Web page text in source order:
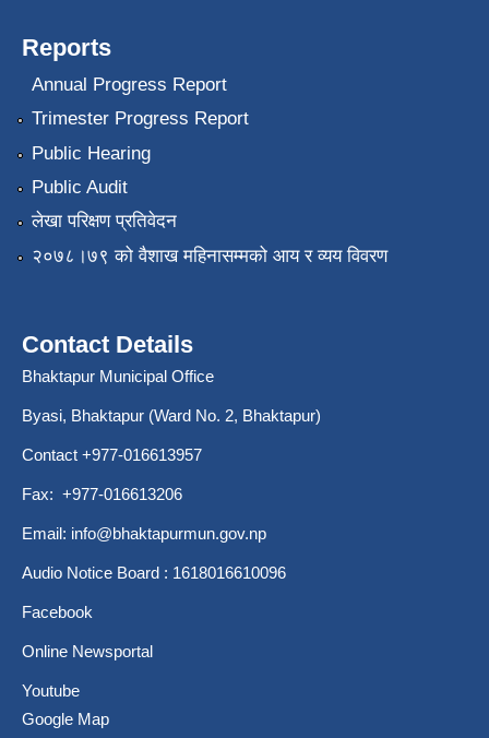
Reports
Annual Progress Report
Trimester Progress Report
Public Hearing
Public Audit
लेखा परिक्षण प्रतिवेदन
२०७८।७९ को वैशाख महिनासम्मको आय र व्यय विवरण
Contact Details
Bhaktapur Municipal Office
Byasi, Bhaktapur (Ward No. 2, Bhaktapur)
Contact +977-016613957
Fax: +977-016613206
Email: info@bhaktapurmun.gov.np
Audio Notice Board : 1618016610096
Facebook
Online Newsportal
Youtube
Google Map